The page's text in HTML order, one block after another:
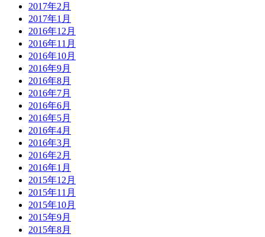
2017年2月
2017年1月
2016年12月
2016年11月
2016年10月
2016年9月
2016年8月
2016年7月
2016年6月
2016年5月
2016年4月
2016年3月
2016年2月
2016年1月
2015年12月
2015年11月
2015年10月
2015年9月
2015年8月